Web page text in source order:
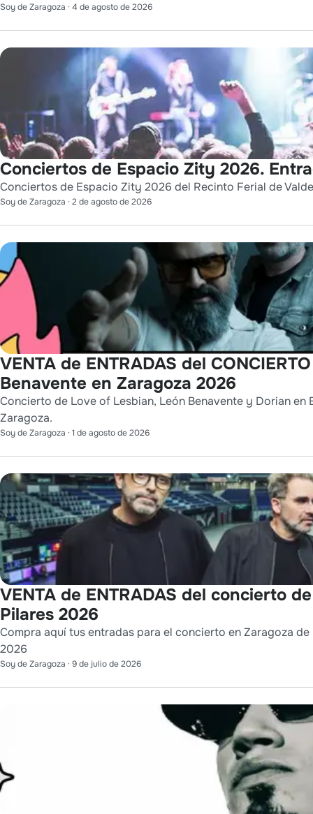
Soy de Zaragoza · 4 de agosto de 2026
Conciertos de Espacio Zity 2026.
Conciertos de Espacio Zity 2026 del Recinto Ferial de
Soy de Zaragoza · 2 de agosto de 2026
VENTA de ENTRADAS del
Benavente en Zaragoza 2026
Concierto de Love of Lesbian, León Benavente y Dorian
Zaragoza.
Soy de Zaragoza · 1 de agosto de 2026
VENTA de ENTRADAS del concierto
Pilares 2026
Compra aquí tus entradas para el concierto en Zaragoza
2026
Soy de Zaragoza · 9 de julio de 2026